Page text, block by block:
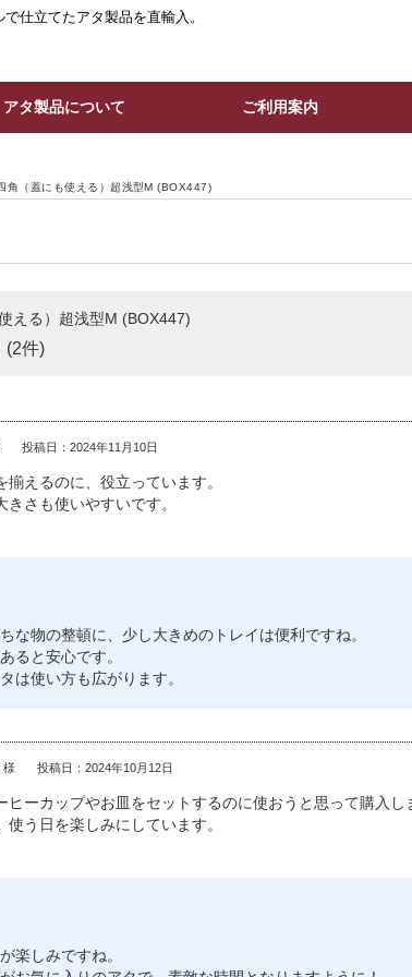
仕立てたアタ製品を直輸入。
アタ製品について ご利用案内
角（蓋にも使える）超浅型M (BOX447)
える）超浅型M (BOX447)
(2件)
投稿日：2024年11月10日
揃えるのに、役立っています。
さも使いやすいです。
な物の整頓に、少し大きめのトレイは便利ですね。
ると安心です。
は使い方も広がります。
様 投稿日：2024年10月12日
ヒーカップやお皿をセットするのに使おうと思って購入し
使う日を楽しみにしています。
楽しみですね。